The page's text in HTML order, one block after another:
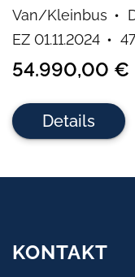
Van/Kleinbus
EZ 01.11.2024
54.990,00 €
Details
KONTAKT